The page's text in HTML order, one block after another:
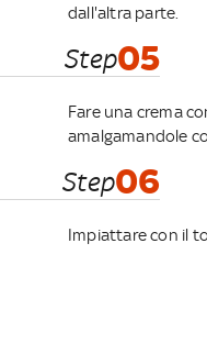
dall'altra parte.
Step05
Fare una crema
amalgamandole
Step06
Impiattare con il